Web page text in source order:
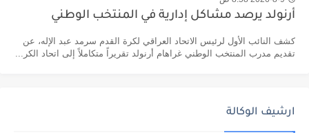
أرنولد يرصد مشاكل إدارية في المنتخب الوطني
كشف النائب الأول لرئيس الاتحاد العراقي لكرة القدم سرمد عبد الإله، عن
تقديم مدرب المنتخب الوطني غراهام أرنولد تقريراً متكاملاً إلى اتحاد الكر...
ارشيف الوكالة